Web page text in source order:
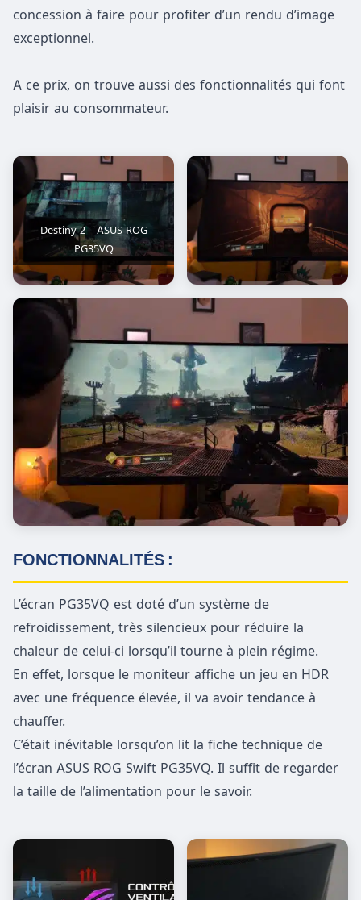
concession à faire pour profiter d’un rendu d’image
exceptionnel.
A ce prix, on trouve aussi des fonctionnalités qui font
plaisir au consommateur.
Destiny 2 – ASUS ROG
PG35VQ
FONCTIONNALITÉS :
L’écran PG35VQ est doté d’un système de
refroidissement, très silencieux pour réduire la
chaleur de celui-ci lorsqu’il tourne à plein régime.
En effet, lorsque le moniteur affiche un jeu en HDR
avec une fréquence élevée, il va avoir tendance à
chauffer.
C’était inévitable lorsqu’on lit la fiche technique de
l’écran ASUS ROG Swift PG35VQ. Il suffit de regarder
la taille de l’alimentation pour le savoir.